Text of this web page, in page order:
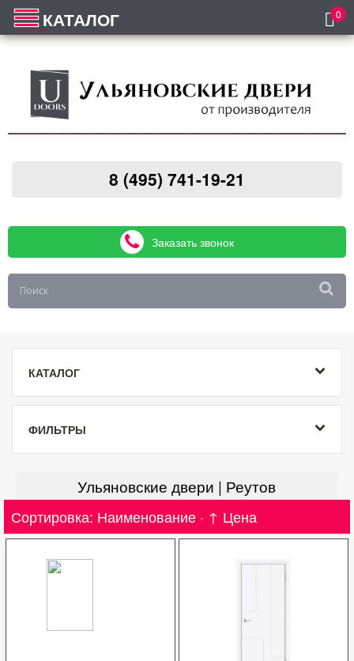
КАТАЛОГ
8 (495) 741-19-21
Заказать звонок
0
Ульяновские двери | Реутов
Сортировка: Наименование· ↑ Цена
КАТАЛОГ
ФИЛЬТРЫ